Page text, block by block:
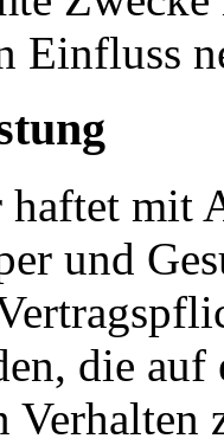
Einfluss
mit
und
die auf